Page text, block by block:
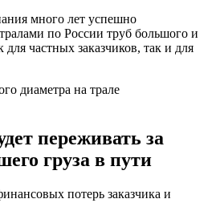
много лет успешно
по России труб большого и
для частных заказчиков, так и для
переживать за
груза в пути
потерь заказчика и